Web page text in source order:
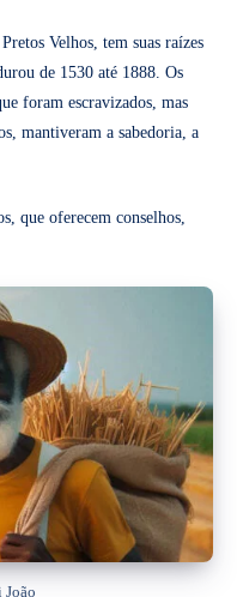
Velhos, tem suas raízes
de 1530 até 1888. Os
foram escravizados, mas
mantiveram a sabedoria, a
que oferecem conselhos,
João